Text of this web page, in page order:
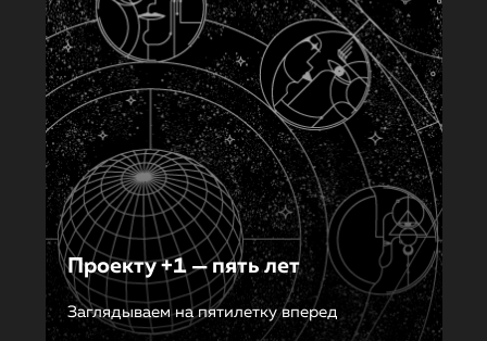
Проекту +1 — пять лет
Заглядываем на пятилетку вперед